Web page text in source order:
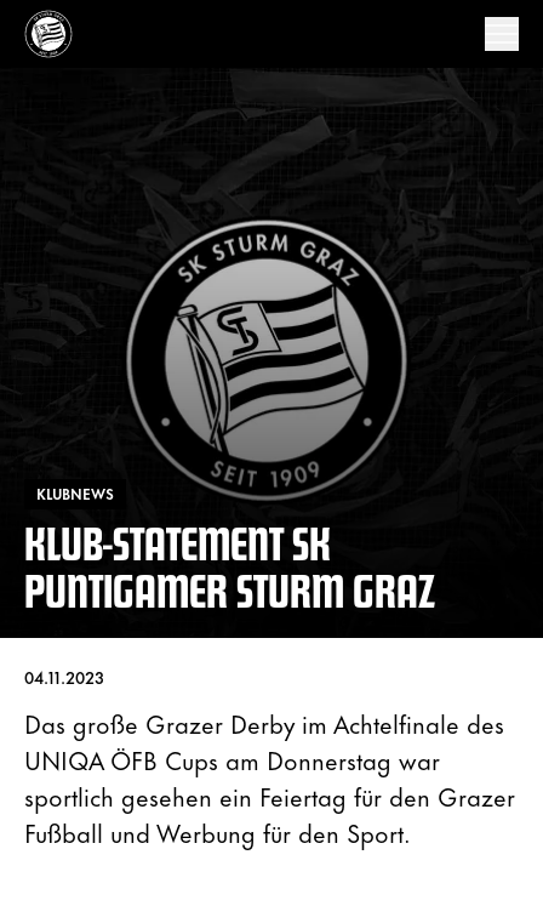
KLUBNEWS
KLUB-STATEMENT SK
PUNTIGAMER STURM GRAZ
04.11.2023
Das große Grazer Derby im Achtelfinale des
UNIQA ÖFB Cups am Donnerstag war
sportlich gesehen ein Feiertag für den Grazer
Fußball und Werbung für den Sport.